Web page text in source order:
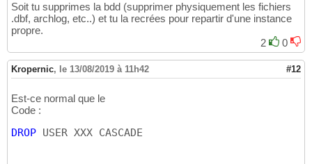
Soit tu supprimes la bdd (supprimer physiquement les fichiers
.dbf, archlog, etc..) et tu la recrées pour repartir d'une instance
propre.
2
0
Kropernic, le 13/08/2019 à 11h42 #12
Est-ce normal que le
Code :
DROP USER XXX CASCADE